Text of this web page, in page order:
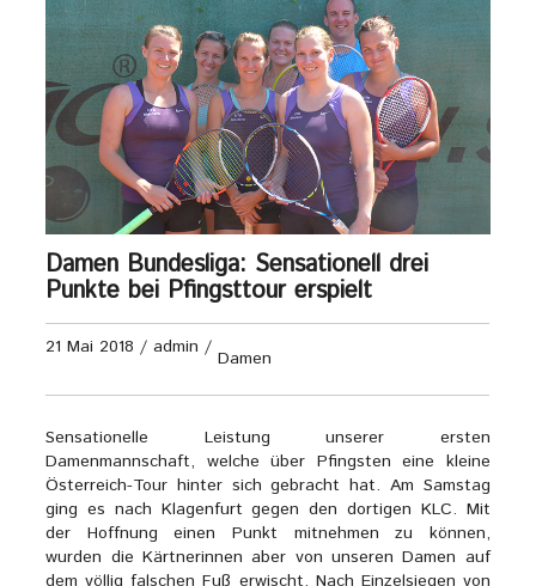
Damen Bundesliga: Sensationell drei
Punkte bei Pfingsttour erspielt
21 Mai 2018 / admin / Damen
Sensationelle Leistung unserer ersten
Damenmannschaft, welche über Pfingsten eine kleine
Österreich-Tour hinter sich gebracht hat. Am Samstag
ging es nach Klagenfurt gegen den dortigen KLC. Mit
der Hoffnung einen Punkt mitnehmen zu können,
wurden die Kärtnerinnen aber von unseren Damen auf
dem völlig falschen Fuß erwischt. Nach Einzelsiegen von